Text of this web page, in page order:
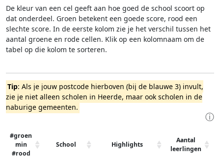
De kleur van een cel geeft aan hoe goed de school scoort op
dat onderdeel. Groen betekent een goede score, rood een
slechte score. In de eerste kolom zie je het verschil tussen het
aantal groene en rode cellen. Klik op een kolomnaam om de
tabel op die kolom te sorteren.
Tip: Als je jouw postcode hierboven (bij de blauwe 3) invult,
zie je niet alleen scholen in Heerde, maar ook scholen in de
naburige gemeenten.
ⓘ
#groen
min
#rood
School Highlights
Aantal
leerlingen